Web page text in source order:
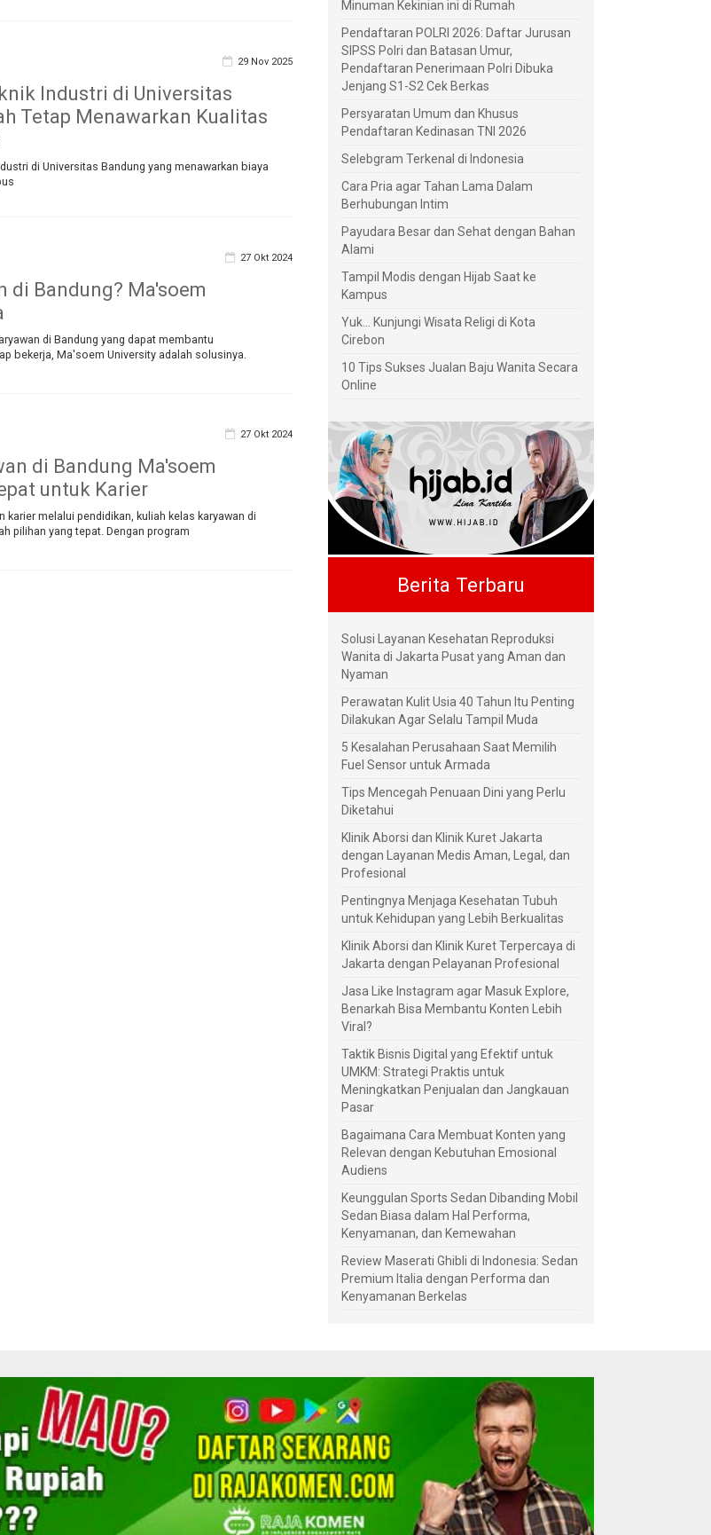
29 Nov 2025
Industri di Universitas
Tetap Menawarkan Kualitas
di Universitas Bandung yang menawarkan biaya
27 Okt 2024
di Bandung? Ma'soem
di Bandung yang dapat membantu
bekerja, Ma'soem University adalah solusinya.
27 Okt 2024
di Bandung Ma'soem
untuk Karier
karier melalui pendidikan, kuliah kelas karyawan di
pilihan yang tepat. Dengan program
Minuman Kekinian ini di Rumah
Pendaftaran POLRI 2026: Daftar Jurusan
SIPSS Polri dan Batasan Umur,
Pendaftaran Penerimaan Polri Dibuka
Jenjang S1-S2 Cek Berkas
Persyaratan Umum dan Khusus
Pendaftaran Kedinasan TNI 2026
Selebgram Terkenal di Indonesia
Cara Pria agar Tahan Lama Dalam
Berhubungan Intim
Payudara Besar dan Sehat dengan Bahan
Alami
Tampil Modis dengan Hijab Saat ke
Kampus
Yuk... Kunjungi Wisata Religi di Kota
Cirebon
10 Tips Sukses Jualan Baju Wanita Secara
Online
Berita Terbaru
Solusi Layanan Kesehatan Reproduksi
Wanita di Jakarta Pusat yang Aman dan
Nyaman
Perawatan Kulit Usia 40 Tahun Itu Penting
Dilakukan Agar Selalu Tampil Muda
5 Kesalahan Perusahaan Saat Memilih
Fuel Sensor untuk Armada
Tips Mencegah Penuaan Dini yang Perlu
Diketahui
Klinik Aborsi dan Klinik Kuret Jakarta
dengan Layanan Medis Aman, Legal, dan
Profesional
Pentingnya Menjaga Kesehatan Tubuh
untuk Kehidupan yang Lebih Berkualitas
Klinik Aborsi dan Klinik Kuret Terpercaya di
Jakarta dengan Pelayanan Profesional
Jasa Like Instagram agar Masuk Explore,
Benarkah Bisa Membantu Konten Lebih
Viral?
Taktik Bisnis Digital yang Efektif untuk
UMKM: Strategi Praktis untuk
Meningkatkan Penjualan dan Jangkauan
Pasar
Bagaimana Cara Membuat Konten yang
Relevan dengan Kebutuhan Emosional
Audiens
Keunggulan Sports Sedan Dibanding Mobil
Sedan Biasa dalam Hal Performa,
Kenyamanan, dan Kemewahan
Review Maserati Ghibli di Indonesia: Sedan
Premium Italia dengan Performa dan
Kenyamanan Berkelas